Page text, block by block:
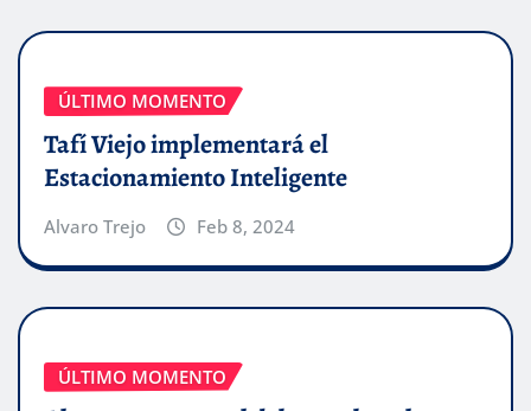
ÚLTIMO MOMENTO
Tafí Viejo implementará el
Estacionamiento Inteligente
Alvaro Trejo Feb 8, 2024
ÚLTIMO MOMENTO